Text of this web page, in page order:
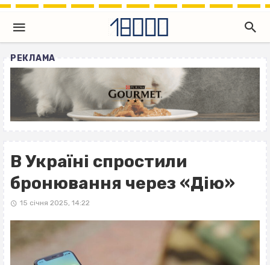
РЕКЛАМА
В Україні спростили
бронювання через «Дію»
15 січня 2025, 14:22